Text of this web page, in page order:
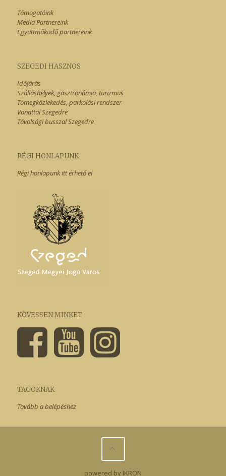
Támogatóink
Média Partnereink
Együttműködő partnereink
SZEGEDI HASZNOS
Időjárás
Szálláshelyek, gasztronómia, turizmus
Tömegközlekedés, parkolási rendszer
Vonattal Szegedre
Távolsági busszal Szegedre
RÉGI HONLAPUNK
Régi honlapunk itt érhető el
KÖVESSEN MINKET
TAGOKNAK
Tovább a belépéshez
powered by IKRON